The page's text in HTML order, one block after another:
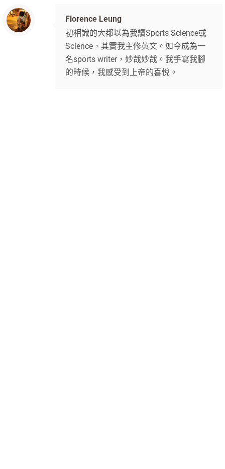
Florence Leung
初相識的大都以為我讀Sports Science或
Science，其實我主修英文。如今成為一
名sports writer，妙哉妙哉。我手寫我腳
的時候，我感受到上帝的喜悅。